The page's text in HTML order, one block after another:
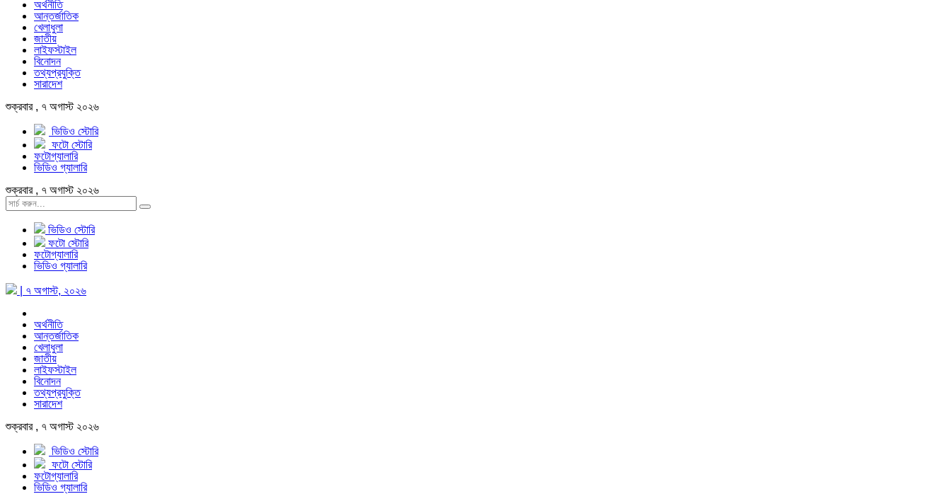
অর্থনীতি
আন্তর্জাতিক
খেলাধুলা
জাতীয়
লাইফস্টাইল
বিনোদন
তথ্যপ্রযুক্তি
সারাদেশ
শুক্রবার , ৭ অগাস্ট ২০২৬
ভিডিও স্টোরি
ফটো স্টোরি
ফটোগ্যালারি
ভিডিও গ্যালারি
শুক্রবার , ৭ অগাস্ট ২০২৬
ভিডিও স্টোরি
ফটো স্টোরি
ফটোগ্যালারি
ভিডিও গ্যালারি
| ৭ অগাস্ট, ২০২৬
অর্থনীতি
আন্তর্জাতিক
খেলাধুলা
জাতীয়
লাইফস্টাইল
বিনোদন
তথ্যপ্রযুক্তি
সারাদেশ
শুক্রবার , ৭ অগাস্ট ২০২৬
ভিডিও স্টোরি
ফটো স্টোরি
ফটোগ্যালারি
ভিডিও গ্যালারি